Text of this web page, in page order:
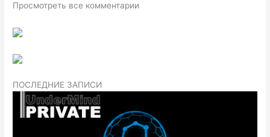
Просмотреть все комментарии
ПОСЛЕДНИЕ ЗАПИСИ